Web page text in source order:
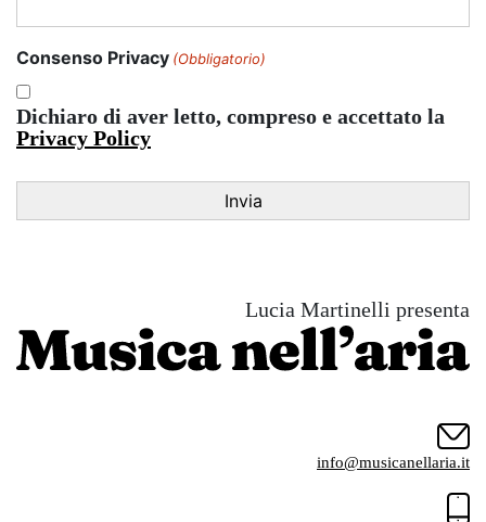
Consenso Privacy (Obbligatorio)
Dichiaro di aver letto, compreso e accettato la
Privacy Policy
Lucia Martinelli presenta
info@musicanellaria.it